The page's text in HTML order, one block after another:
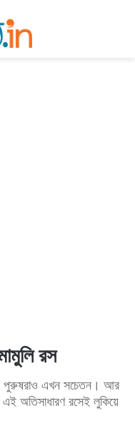
রস
পুরুষরাও এখন সচেতন। আর
অতিসাধারণ রসেই লুকিয়ে